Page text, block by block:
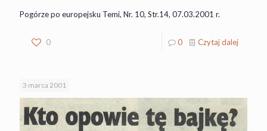
Pogórze po europejsku Temi, Nr. 10, Str.14, 07.03.2001 r.
0 0 Czytaj dalej
3 marca 2001